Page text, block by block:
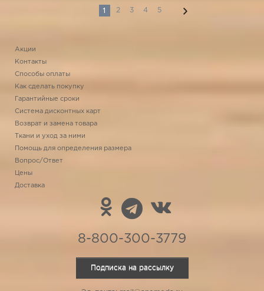
1 2 3 4 5
Акции
Контакты
Способы оплаты
Как сделать покупку
Гарантийные сроки
Система дисконтных карт
Возврат и замена товара
Ткани и уход за ними
Помощь для определения размера
Вопрос/Ответ
Цены
Доставка
8-800-300-3779
Подписка на рассылку